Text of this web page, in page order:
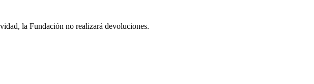
la Fundación no realizará devoluciones.